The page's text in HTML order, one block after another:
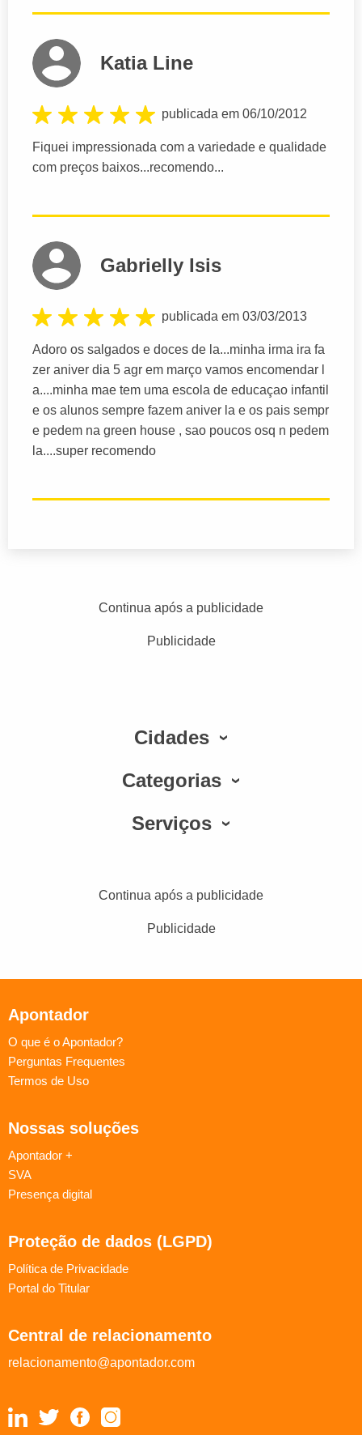
Katia Line
publicada em 06/10/2012
Fiquei impressionada com a variedade e qualidade
com preços baixos...recomendo...
Gabrielly Isis
publicada em 03/03/2013
Adoro os salgados e doces de la...minha irma ira fa
zer aniver dia 5 agr em março vamos encomendar l
a....minha mae tem uma escola de educaçao infantil
e os alunos sempre fazem aniver la e os pais sempr
e pedem na green house , sao poucos osq n pedem
la....super recomendo
Continua após a publicidade
Publicidade
Cidades
Categorias
Serviços
Continua após a publicidade
Publicidade
Apontador
O que é o Apontador?
Perguntas Frequentes
Termos de Uso
Nossas soluções
Apontador +
SVA
Presença digital
Proteção de dados (LGPD)
Política de Privacidade
Portal do Titular
Central de relacionamento
relacionamento@apontador.com